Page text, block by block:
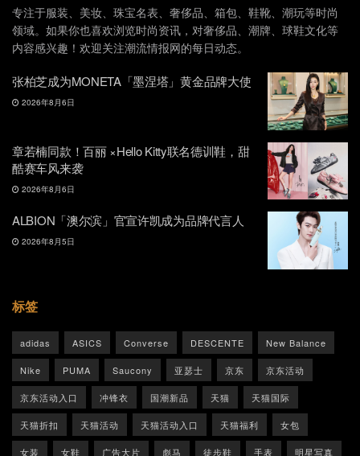
专注于服装、美妆、珠宝名表、奢侈品、箱包、鞋靴、潮玩等时尚
领域。如果你也喜欢浏览时尚资讯，对奢侈品、潮牌、球鞋文化等
内容感兴趣！欢迎关注潮流情报网的每日动态。
张柏芝成为MONETA「墨涅塔」黄金品牌大使
2026年8月6日
章若楠同款！百丽 ×Hello Kitty联名德训鞋，甜
酷赛车风来袭
2026年8月6日
ALBION「澳尔滨」官宣许凯成为品牌代言人
2026年8月5日
标签
adidas ASICS Converse DESCENTE New Balance
Nike PUMA Saucony 亚瑟士 京东 京东活动
京东活动入口 冲锋衣 国潮新品 天猫 天猫国际
天猫折扣 天猫活动 天猫活动入口 天猫福利 女包
女装 女鞋 广告大片 彪马 徒步鞋 手表 明星写真